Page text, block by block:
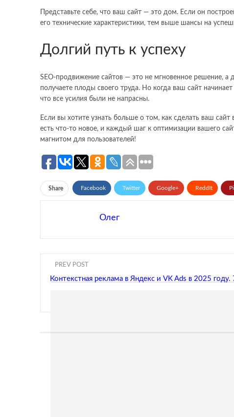
Представьте себе, что ваш сайт — это дом. Если он
его технические характеристики, тем выше шансы на
Долгий путь к успеху
SEO-продвижение сайтов — это не мгновенное решение, а
получаете плоды своего труда. Но когда ваш сайт
что все усилия были не напрасны.
Если вы хотите узнать больше о том, как сделать ваш
есть что-то новое, и каждый шаг к оптимизации вашего
магнитом для пользователей!
Share Facebook Twitter Google+ ReddIt
Олег
PREV POST
Контекстная реклама в Яндекс и VK Ads в 2025